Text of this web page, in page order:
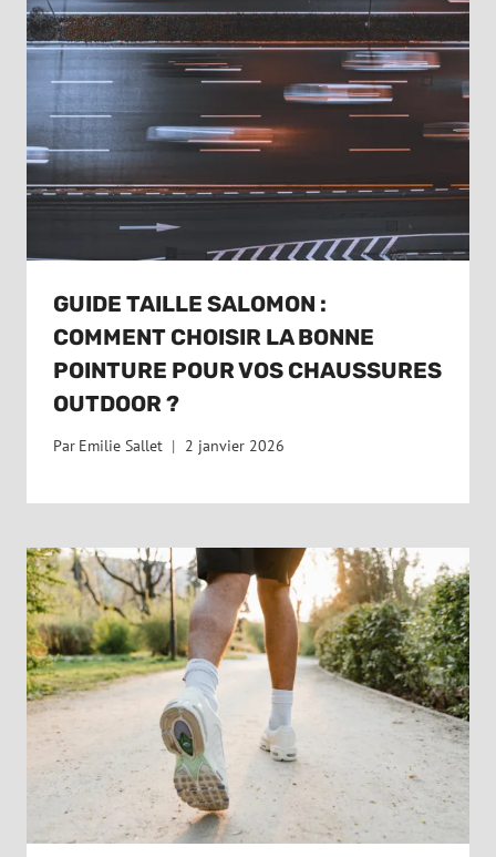
GUIDE TAILLE SALOMON :
COMMENT CHOISIR LA BONNE
POINTURE POUR VOS CHAUSSURES
OUTDOOR ?
Par Emilie Sallet 2 janvier 2026